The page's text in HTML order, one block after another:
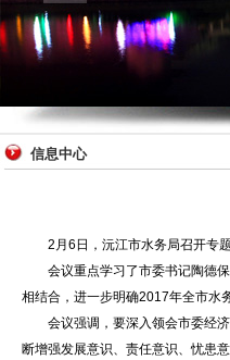
信息中心
2月6日 ， 沅江市水务局召开专
会议重点学习了市委书记陶德
相结合 ， 进一步明确2017年全市水
会议强调 ， 要深入领会市委经
断增强发展意识、责任意识、忧患